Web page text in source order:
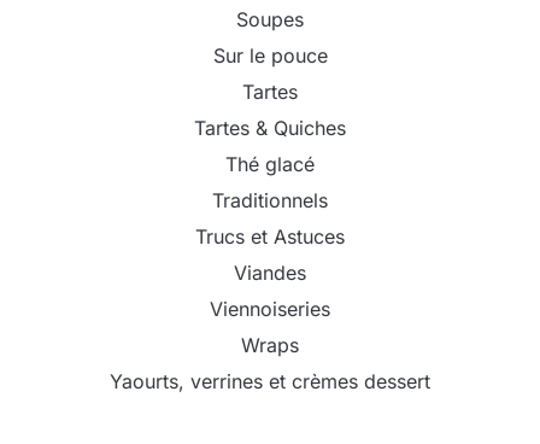
Soupes
Sur le pouce
Tartes
Tartes & Quiches
Thé glacé
Traditionnels
Trucs et Astuces
Viandes
Viennoiseries
Wraps
Yaourts, verrines et crèmes dessert